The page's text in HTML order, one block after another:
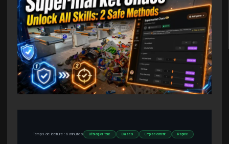
Temps de lecture : 6 minutes Débloquer tout Bases Emplacement Rapide